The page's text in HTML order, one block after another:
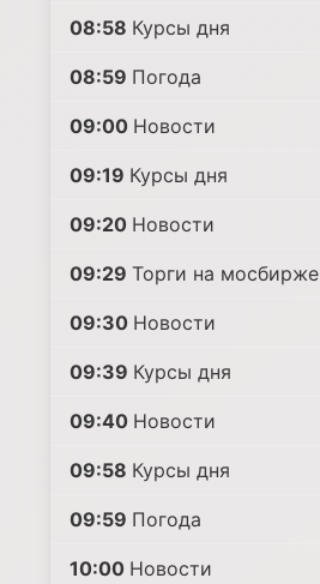
08:58 Курсы дня
08:59 Погода
09:00 Новости
09:19 Курсы дня
09:20 Новости
09:29 Торги на мосбирже
09:30 Новости
09:39 Курсы дня
09:40 Новости
09:58 Курсы дня
09:59 Погода
10:00 Новости